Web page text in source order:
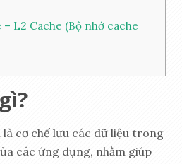
L2 Cache (Bộ nhớ cache
là cơ chế lưu các dữ liệu trong
các ứng dụng, nhằm giúp